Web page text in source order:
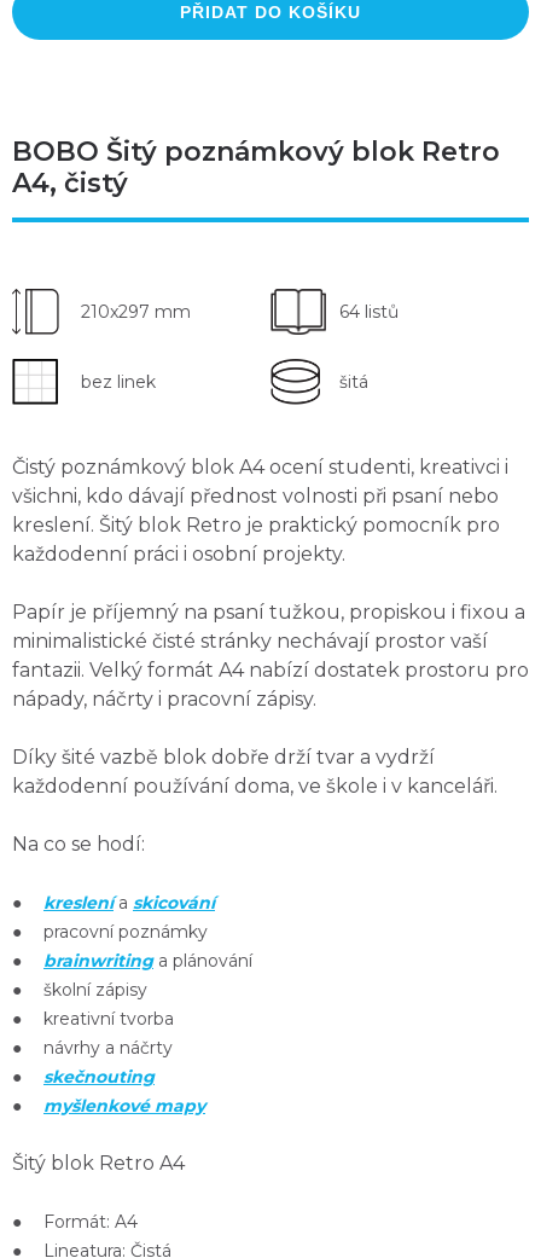
PŘIDAT DO KOŠÍKU
BOBO Šitý poznámkový blok Retro
A4, čistý
210x297 mm 64 listů
bez linek šitá
Čistý poznámkový blok A4 ocení studenti, kreativci i
všichni, kdo dávají přednost volnosti při psaní nebo
kreslení. Šitý blok Retro je praktický pomocník pro
každodenní práci i osobní projekty.
Papír je příjemný na psaní tužkou, propiskou i fixou a
minimalistické čisté stránky nechávají prostor vaší
fantazii. Velký formát A4 nabízí dostatek prostoru pro
nápady, náčrty i pracovní zápisy.
Díky šité vazbě blok dobře drží tvar a vydrží
každodenní používání doma, ve škole i v kanceláři.
Na co se hodí:
● kreslenía skicování
● pracovní poznámky
● brainwritinga plánování
● školní zápisy
● kreativní tvorba
● návrhy a náčrty
● skečnouting
● myšlenkové mapy
Šitý blok Retro A4
● Formát: A4
● Lineatura: Čistá